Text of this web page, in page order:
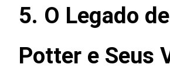
5. O Legado
Potter e Seus